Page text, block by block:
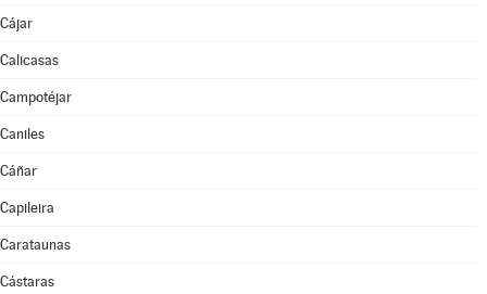
Cájar
Calicasas
Campotéjar
Caniles
Cáñar
Capileira
Carataunas
Cástaras